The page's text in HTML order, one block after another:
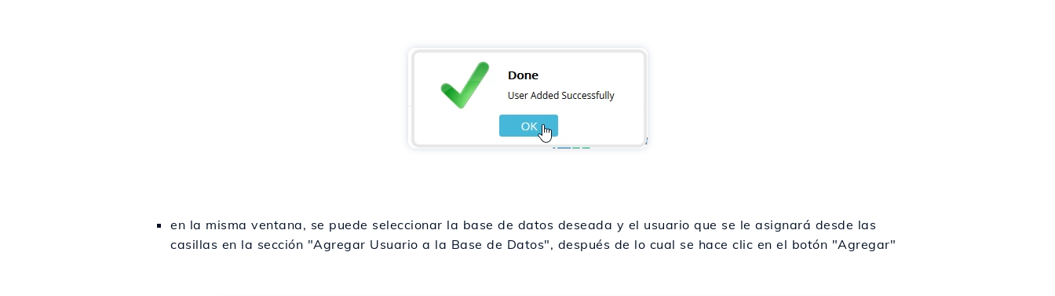
en la misma ventana, se puede seleccionar la base de datos deseada y el usuario que se le asignará desde las
casillas en la sección "Agregar Usuario a la Base de Datos", después de lo cual se hace clic en el botón "Agregar"